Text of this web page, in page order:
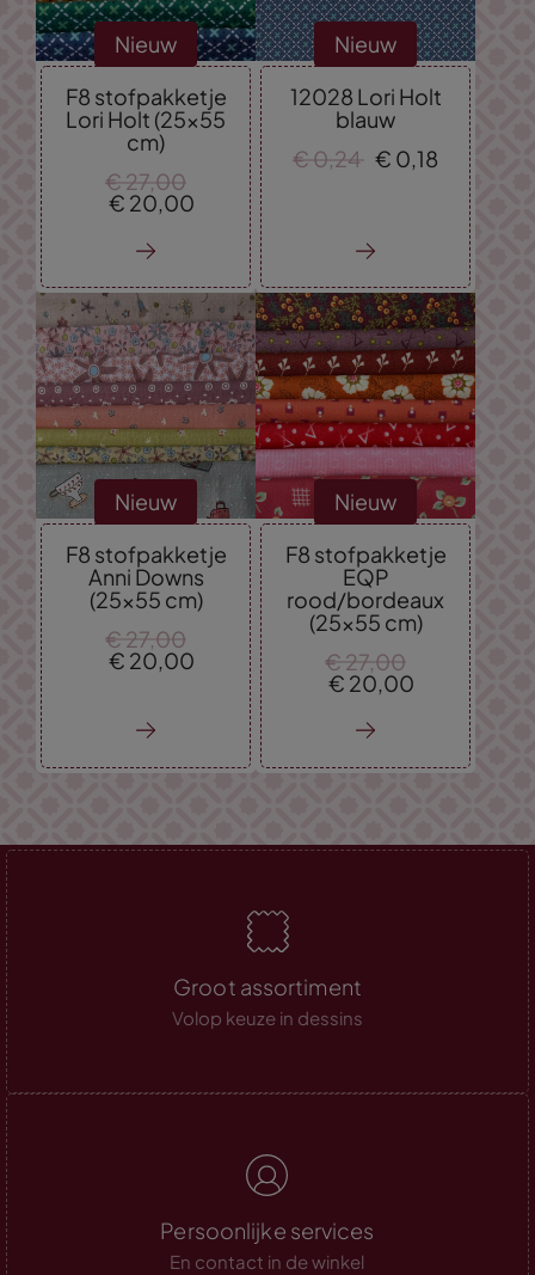
Nieuw
F8 stofpakketje
Lori Holt (25x55
cm)
€ 27,00
€ 20,00
Nieuw
12028 Lori Holt
blauw
€ 0,24 € 0,18
Nieuw
F8 stofpakketje
Anni Downs
(25x55 cm)
€ 27, 00
€ 20, 00
Nieuw
F8 stofpakketje
EQP
rood/bordeaux
(25x55 cm)
€ 27, 00
€ 20, 00
Groot assortiment
Volop keuze in dessins
Persoonlijke services
En contact in de winkel